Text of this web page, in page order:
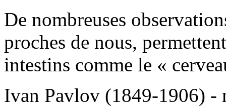
De nombreuses
proches de nous,
intestins comme le «
Ivan Pavlov (1849-1906) -